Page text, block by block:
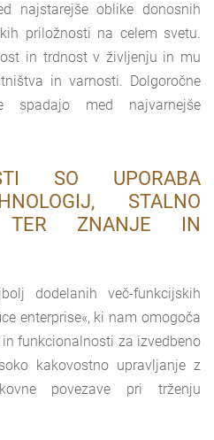
najstarejše oblike donosnih
priložnosti na celem svetu.
in trdnost v življenju in mu
in varnosti. Dolgoročne
spadajo med najvarnejše
SO UPORABA
STALNO
TER ZNANJE IN
dodelanih več-funkcijskih
enterprise«, ki nam omogoča
funkcionalnosti za izvedbeno
kakovostno upravljanje z
povezave pri trženju